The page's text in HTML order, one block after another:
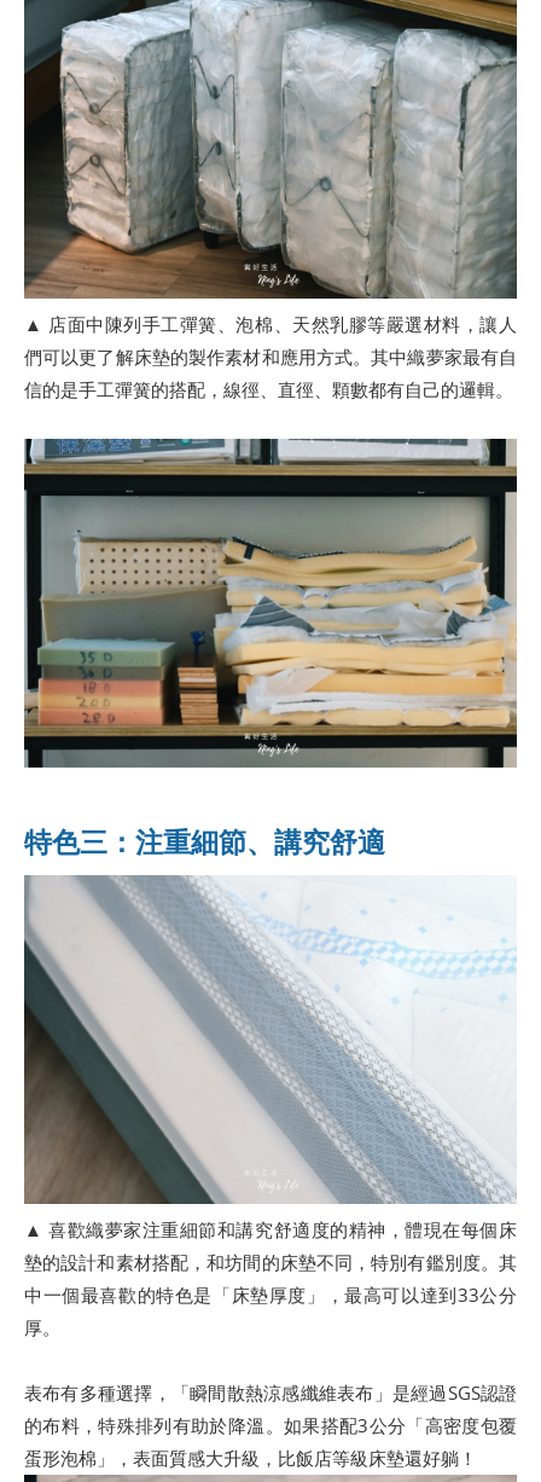
▲ 店面中陳列手工彈簧、泡棉、天然乳膠等嚴選材料，讓人
們可以更了解床墊的製作素材和應用方式。其中織夢家最有自
信的是手工彈簧的搭配，線徑、直徑、顆數都有自己的邏輯。
特色三：注重細節、講究舒適
▲ 喜歡織夢家注重細節和講究舒適度的精神，體現在每個床
墊的設計和素材搭配，和坊間的床墊不同，特別有鑑別度。其
中一個最喜歡的特色是「床墊厚度」，最高可以達到33公分
厚。
表布有多種選擇，「瞬間散熱涼感纖維表布」是經過SGS認證
的布料，特殊排列有助於降溫。如果搭配3公分「高密度包覆
蛋形泡棉」，表面質感大升級，比飯店等級床墊還好躺！